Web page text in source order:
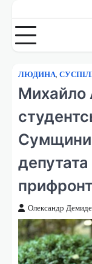
вмісту
ЛЮДИНА,
Михайло
Сумщини
Олександр